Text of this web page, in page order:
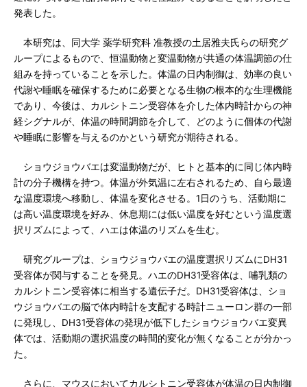
発表した。
本研究は、同大学 薬学研究科 准教授の土居雅夫氏らの研究グ
ループによるもので、恒温動物と変温動物が共通の体温調節の仕
組みを持っていることを示した。体温の日内制御は、効率の良い
代謝や睡眠を確保するために必要となる生物の根本的な生理機能
であり、今後は、カルシトニン受容体を介した体内時計からの神
経シグナルが、体温の時間調節を介して、どのように個体の代謝
や睡眠に影響を与えるのかという研究が期待される。
ショウジョウバエは変温動物だが、ヒトと基本的に同じ体内時
計の分子機構を持つ。体温が外気温に左右されるため、自ら最適
な温度環境へ移動し、体温を変化させる。1日のうち、活動期に
は高い温度環境を好み、休息期には低い温度を好むという温度選
択リズムによって、ハエは体温のリズムを生む。
研究グループは、ショウジョウバエの温度選択リズムにDH31
受容体が関与することを発見。ハエのDH31受容体は、哺乳類の
カルシトニン受容体に相当する遺伝子だ。DH31受容体は、ショ
ウジョウバエの脳で体内時計を支配する時計ニューロン群の一部
に発現し、DH31受容体の発現が低下したショウジョウバエ変異
体では、活動期の選択温度の時間的変化が無くなることが分かっ
た。
さらに、マウスにおいてカルシトニン受容体が体温の日内制御